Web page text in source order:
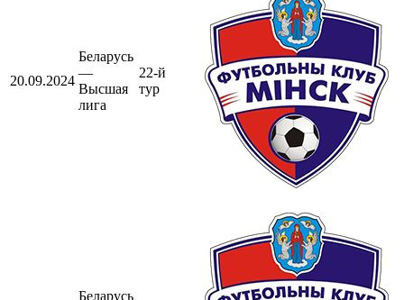
20.09.2024
Беларусь
—
Высшая
лига
22-й
тур
Беларусь